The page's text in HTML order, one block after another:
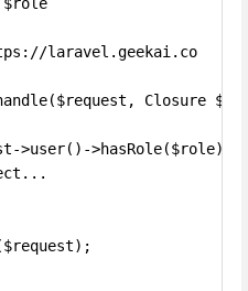
laravel.geekai.co
Closure
>user()->hasRole($role))